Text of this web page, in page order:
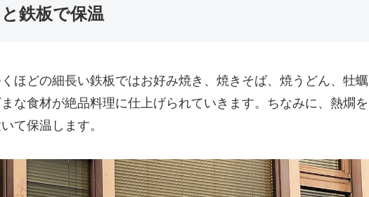
鉄板で保温
ほどの細長い鉄板ではお好み焼き、焼きそば、焼うどん、牡蠣
な食材が絶品料理に仕上げられていきます。ちなみに、熱燗を
て保温します。